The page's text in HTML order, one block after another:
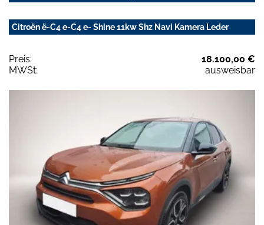
Citroën ë-C4 e-C4 e- Shine 11kw Shz Navi Kamera Leder
Preis:
18.100,00 €
MWSt:
ausweisbar